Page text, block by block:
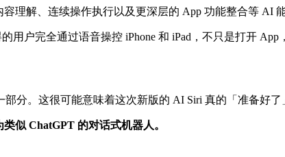
理解、连续操作执行以及更深层的 App 功能整合等 AI
户完全通过语音操控 iPhone 和 iPad，不只是打开
分。这很可能意味着这次新版的 AI Siri 真的「准备好了
似 ChatGPT 的对话式机器人。